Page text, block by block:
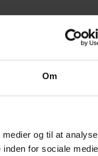
Om
og til at
for sociale